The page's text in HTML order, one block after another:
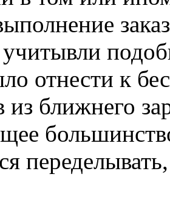
отнести к
из ближнего